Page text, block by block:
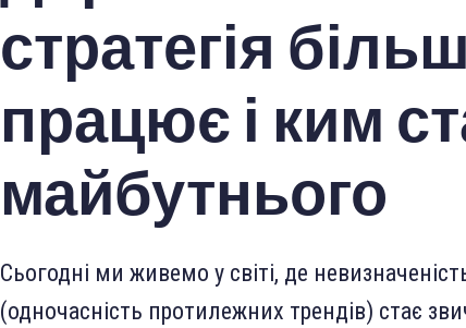
стратегія
працює і ким
майбутнього
Сьогодні ми живемо у світі, де
(одночасність протилежних трендів) стає